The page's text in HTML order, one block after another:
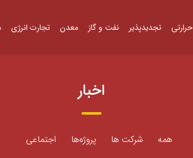
حرارتی تجدیدپذیر نفت و گاز معدن تجارت انرژی
اخبار
همه شرکت ها پروژه‌ها اجتماعی